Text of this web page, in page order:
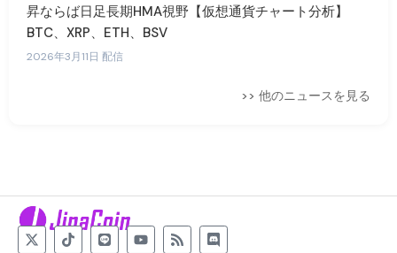
昇ならば日足長期HMA視野【仮想通貨チャート分析】
BTC、XRP、ETH、BSV
2026年3月11日 配信
>> 他のニュースを見る